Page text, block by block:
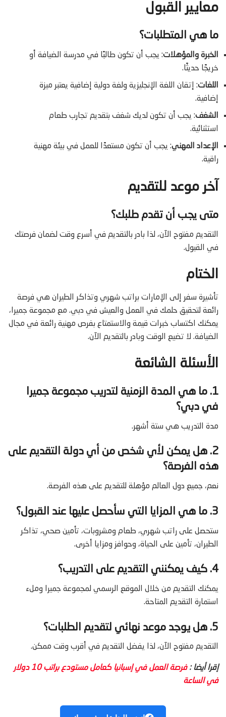
معايير القبول
ما هي المتطلبات؟
الخبرة والمؤهلات: يجب أن تكون طالبًا في مدرسة الضيافة أو
خريجًا حديثًا.
اللغات: إتقان اللغة الإنجليزية ولغة دولية إضافية يعتبر ميزة
إضافية.
الشغف: يجب أن تكون لديك شغف بتقديم تجارب طعام
استثنائية.
الإعداد المهني: يجب أن تكون مستعدًا للعمل في بيئة مهنية
راقية.
آخر موعد للتقديم
متى يجب أن تقدم طلبك؟
التقديم مفتوح الآن، لذا بادر بالتقديم في أسرع وقت لضمان فرصتك
في القبول.
الختام
تأشيرة سفر إلى الإمارات براتب شهري وتذاكر الطيران هي فرصة
رائعة لتحقيق حلمك في العمل والعيش في دبي. مع مجموعة جميرا،
يمكنك اكتساب خبرات قيمة والاستمتاع بفرص مهنية رائعة في مجال
الضيافة. لا تضيع الوقت وبادر بالتقديم الآن.
الأسئلة الشائعة
1. ما هي المدة الزمنية لتدريب مجموعة جميرا
في دبي؟
مدة التدريب هي ستة أشهر.
2. هل يمكن لأي شخص من أي دولة التقديم على
هذه الفرصة؟
نعم، جميع دول العالم مؤهلة للتقديم على هذه الفرصة.
3. ما هي المزايا التي سأحصل عليها عند القبول؟
ستحصل على راتب شهري، طعام ومشروبات، تأمين صحي، تذاكر
الطيران، تأمين على الحياة، وحوافز ومزايا أخرى.
4. كيف يمكنني التقديم على التدريب؟
يمكنك التقديم من خلال الموقع الرسمي لمجموعة جميرا وملء
استمارة التقديم المتاحة.
5. هل يوجد موعد نهائي لتقديم الطلبات؟
التقديم مفتوح الآن، لذا يفضل التقديم في أقرب وقت ممكن.
إقرا أيضا :
فرصة العمل في إسبانيا كعامل مستودع براتب 10 دولار
في الساعة